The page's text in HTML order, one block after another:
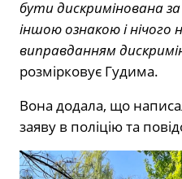
бути дискримінована
іншою ознакою і
виправданням
розмірковує Гудима.
Вона додала, що
заяву в поліцію та